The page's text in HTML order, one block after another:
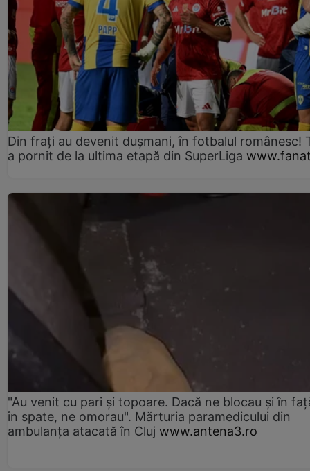
Din frați au devenit dușmani, în fotbalul românesc!
a pornit de la ultima etapă din SuperLiga
"Au venit cu pari și topoare. Dacă ne blocau şi în
în spate, ne omorau". Mărturia paramedicului din
ambulanţa atacată în Cluj www.antena3.ro